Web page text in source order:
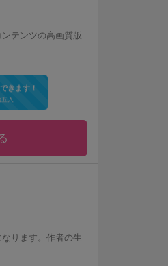
テンツの高画質版
きます！
五入
ります。作者の生